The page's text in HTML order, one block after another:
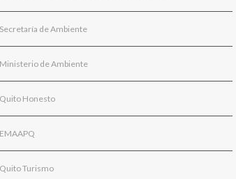
Secretaría de Ambiente
Ministerio de Ambiente
Quito Honesto
EMAAPQ
Quito Turismo